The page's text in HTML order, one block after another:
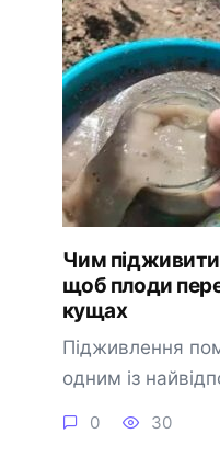
Чим підживити
щоб плоди
кущах
Підживлення
одним із
0 30